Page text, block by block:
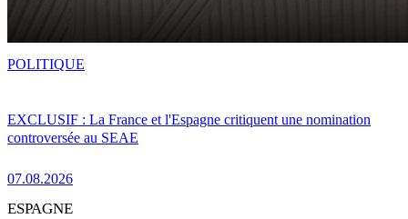
EXCLUSIF : La France et l'Espagne critiquent une nomination
controversée au SEAE
07.08.2026
POLITIQUE
ESPAGNE